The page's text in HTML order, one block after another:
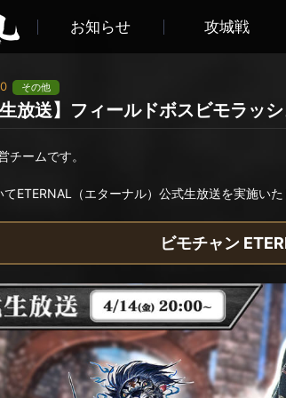
お知らせ 攻城戦
その他
放送】フィールドボスビモラッ
チームです。
ETERNAL（エターナル）公式生放送を実施いた
ビモチャン